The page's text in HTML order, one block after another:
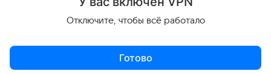
Отключите, чтобы всё работало
Готово